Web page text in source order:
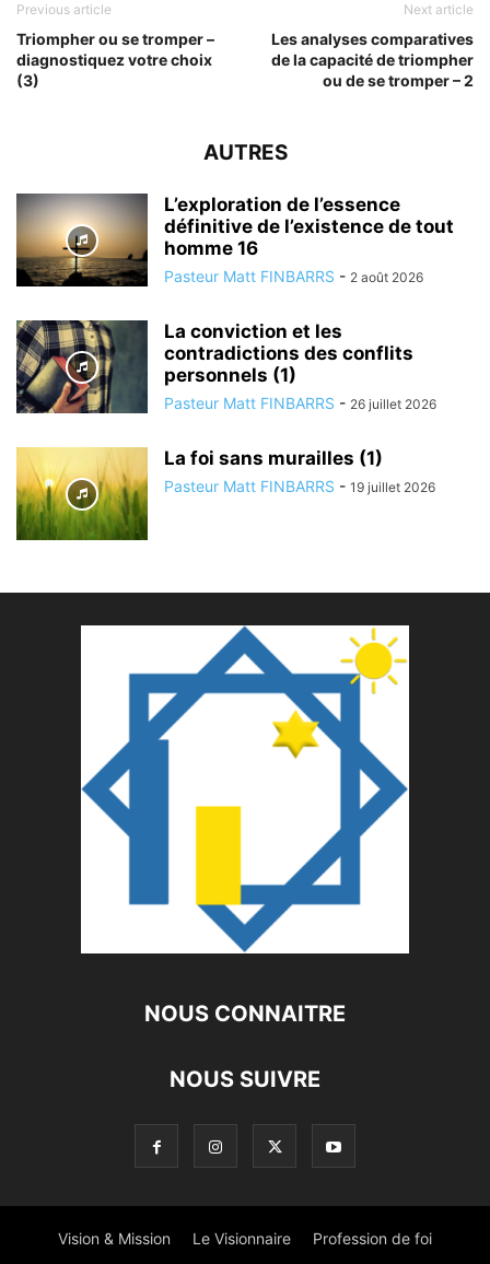
Previous article
Triompher ou se tromper –
diagnostiquez votre choix
(3)
Next article
Les analyses comparatives
de la capacité de triompher
ou de se tromper – 2
AUTRES
L’exploration de l’essence
définitive de l’existence de tout
homme 16
Pasteur Matt FINBARRS - 2 août 2026
La conviction et les
contradictions des conflits
personnels (1)
Pasteur Matt FINBARRS - 26 juillet 2026
La foi sans murailles (1)
Pasteur Matt FINBARRS - 19 juillet 2026
NOUS CONNAITRE
NOUS SUIVRE
Vision & Mission Le Visionnaire Profession de foi